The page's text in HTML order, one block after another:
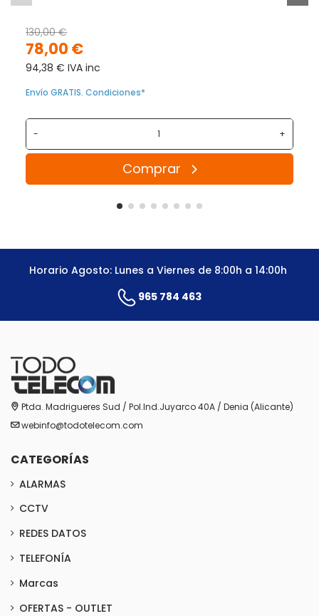
78,00 €
130,00 €
94,38 € IVA inc
Envío GRATIS. Condiciones*
- +
Comprar
Horario Agosto: Lunes a Viernes de 8:00h a 14:00h
965 784 463
Ptda. Madrigueres Sud / Pol.Ind.Juyarco 40A / Denia (Alicante)
webinfo@todotelecom.com
CATEGORÍAS
ALARMAS
CCTV
REDES DATOS
TELEFONÍA
Marcas
OFERTAS - OUTLET